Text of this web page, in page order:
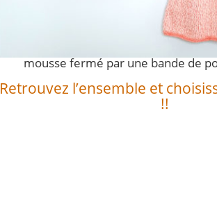
Chaussons babies tricotés au
Béguin tricoté en jersey
mousse fermé par une bande de
Retrouvez l’ensemble et
!!